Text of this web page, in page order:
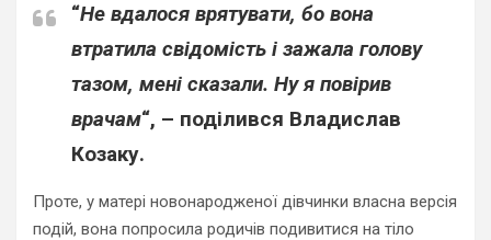
“Не вдалося врятувати, бо вона
втратила свідомість і зажала голову
тазом, мені сказали. Ну я повірив
врачам“, – поділився Владислав
Козаку.
Проте, у матері новонародженої дівчинки власна версія
подій, вона попросила родичів подивитися на тіло